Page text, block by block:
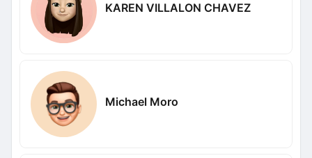
KAREN VILLALON CHAVEZ
Michael Moro